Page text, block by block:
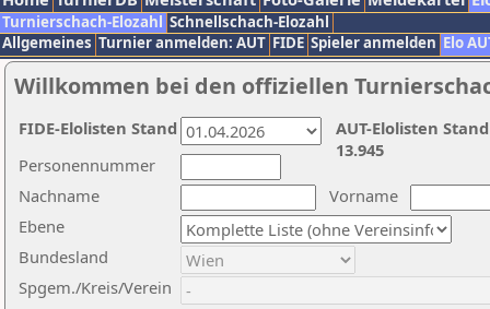
Turnierschach-Elozahl Schnellschach-Elozahl
Allgemeines Turnier anmelden: AUT FIDE Spieler anmelden Elo
Willkommen bei den offiziellen
Nachname
Vorname
Ebene
Personennummer
Bundesland
Spgem./Kreis/Verein
AUT-Elolisten
13.945
FIDE-Elolisten Stand